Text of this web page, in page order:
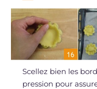
Scellez bien les
pression pour